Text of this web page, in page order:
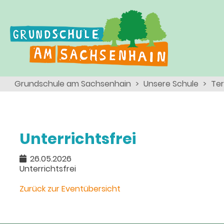
Grundschule am Sachsenhain Unsere Schule
Unterrichtsfrei
26.05.2026
Unterrichtsfrei
Zurück zur Eventübersicht
Menschen
Kinder
Eltern
Team
Schulsozialarbeit
Schulseelsorge
Wir als Arbeitgeber
Ganztagsschule